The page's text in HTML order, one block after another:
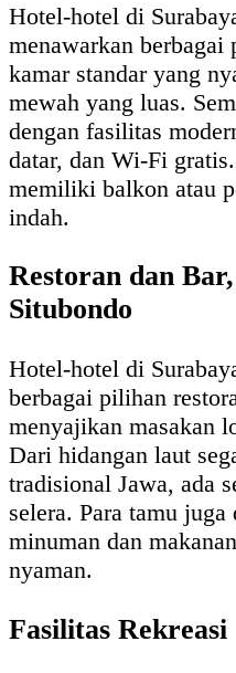
Hotel-hotel di
menawarkan
kamar standar yang
mewah yang luas.
dengan fasilitas
datar, dan Wi-Fi
memiliki balkon atau
indah.
Restoran dan
Situbondo
Hotel-hotel di
berbagai pilihan
menyajikan masakan
Dari hidangan laut
tradisional Jawa, ada
selera. Para tamu
minuman dan
nyaman.
Fasilitas Rekreasi